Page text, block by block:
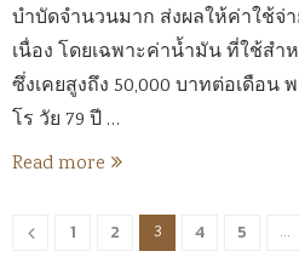
บำบัดจำนวนมาก ส่งผลให้ค่าใช้จ่
เนื่อง โดยเฉพาะค่าน้ำมัน ที่ใช้สำ
ซึ่งเคยสูงถึง 50,000 บาทต่อเดือน
โร วัย 79 ปี …
Read more
1 2 3 4 5 …